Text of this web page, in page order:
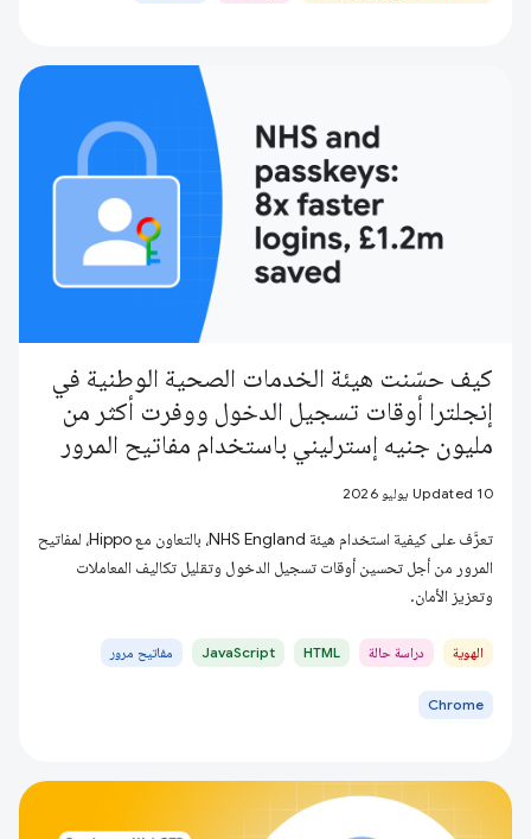
كيف حسّنت هيئة الخدمات الصحية الوطنية في
إنجلترا أوقات تسجيل الدخول ووفرت أكثر من
مليون جنيه إسترليني باستخدام مفاتيح المرور
Updated 10 يوليو 2026
تعرَّف على كيفية استخدام هيئة NHS England، بالتعاون مع Hippo، لمفاتيح
المرور من أجل تحسين أوقات تسجيل الدخول وتقليل تكاليف المعاملات
وتعزيز الأمان.
الهوية دراسة حالة HTML
JavaScript مفاتيح مرور
Chrome